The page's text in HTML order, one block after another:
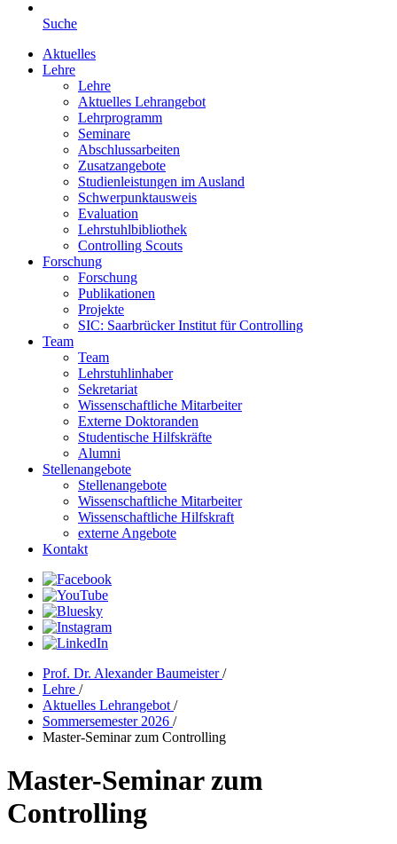
Suche
Aktuelles
Lehre
Lehre
Aktuelles Lehrangebot
Lehrprogramm
Seminare
Abschlussarbeiten
Zusatzangebote
Studienleistungen im Ausland
Schwerpunktausweis
Evaluation
Lehrstuhlbibliothek
Controlling Scouts
Forschung
Forschung
Publikationen
Projekte
SIC: Saarbrücker Institut für Controlling
Team
Team
Lehrstuhlinhaber
Sekretariat
Wissenschaftliche Mitarbeiter
Externe Doktoranden
Studentische Hilfskräfte
Alumni
Stellenangebote
Stellenangebote
Wissenschaftliche Mitarbeiter
Wissenschaftliche Hilfskraft
externe Angebote
Kontakt
Prof. Dr. Alexander Baumeister/
Lehre /
Aktuelles Lehrangebot /
Sommersemester 2026 /
Master-Seminar zum Controlling
Master-Seminar zum
Controlling